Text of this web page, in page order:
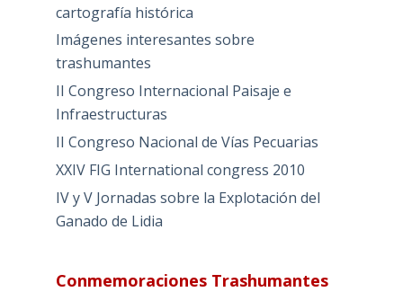
cartografía histórica
Imágenes interesantes sobre
trashumantes
II Congreso Internacional Paisaje e
Infraestructuras
II Congreso Nacional de Vías Pecuarias
XXIV FIG International congress 2010
IV y V Jornadas sobre la Explotación del
Ganado de Lidia
Conmemoraciones Trashumantes